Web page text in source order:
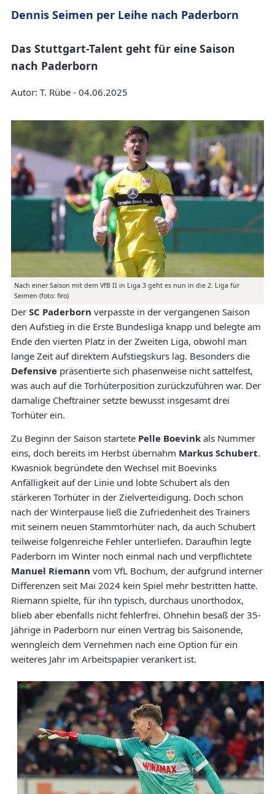
Dennis Seimen per Leihe nach Paderborn
Das Stuttgart-Talent geht für eine Saison
nach Paderborn
Autor: T. Rübe - 04.06.2025
Nach einer Saison mit dem VfB II in Liga 3 geht es nun in die 2. Liga für
Seimen (foto: firo)
Der SC Paderborn verpasste in der vergangenen Saison
den Aufstieg in die Erste Bundesliga knapp und belegte am
Ende den vierten Platz in der Zweiten Liga, obwohl man
lange Zeit auf direktem Aufstiegskurs lag. Besonders die
Defensive präsentierte sich phasenweise nicht sattelfest,
was auch auf die Torhüterposition zurückzuführen war. Der
damalige Cheftrainer setzte bewusst insgesamt drei
Torhüter ein.
Zu Beginn der Saison startete Pelle Boevink als Nummer
eins, doch bereits im Herbst übernahm Markus Schubert.
Kwasniok begründete den Wechsel mit Boevinks
Anfälligkeit auf der Linie und lobte Schubert als den
stärkeren Torhüter in der Zielverteidigung. Doch schon
nach der Winterpause ließ die Zufriedenheit des Trainers
mit seinem neuen Stammtorhüter nach, da auch Schubert
teilweise folgenreiche Fehler unterliefen. Daraufhin legte
Paderborn im Winter noch einmal nach und verpflichtete
Manuel Riemann vom VfL Bochum, der aufgrund interner
Differenzen seit Mai 2024 kein Spiel mehr bestritten hatte.
Riemann spielte, für ihn typisch, durchaus unorthodox,
blieb aber ebenfalls nicht fehlerfrei. Ohnehin besaß der 35-
Jährige in Paderborn nur einen Vertrag bis Saisonende,
wenngleich dem Vernehmen nach eine Option für ein
weiteres Jahr im Arbeitspapier verankert ist.